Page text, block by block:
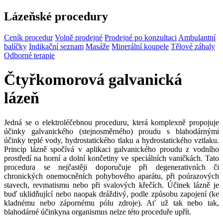
Lázeňské procedury
Ceník procedur Volně prodejné Prodejné po konzultaci Ambulantní
balíčky Indikační seznam Masáže Minerální koupele Tělové zábaly
Odborné terapie
Čtyřkomorová galvanická
lázeň
Jedná se o elektroléčebnou proceduru, která komplexně propojuje
účinky galvanického (stejnosměrného) proudu s blahodárnými
účinky teplé vody, hydrostatického tlaku a hydrostatického vztlaku.
Princip lázně spočívá v aplikaci galvanického proudu z vodního
prostředí na horní a dolní končetiny ve speciálních vaničkách. Tato
procedura se nejčastěji doporučuje při degenerativních či
chronických onemocněních pohybového aparátu, při poúrazových
stavech, revmatismu nebo při svalových křečích. Účinek lázně je
buď uklidňující nebo naopak dráždivý, podle způsobu zapojení (ke
kladnému nebo zápornému pólu zdroje). Ať už tak nebo tak,
blahodárné účinkyna organismus nelze této proceduře upřít.